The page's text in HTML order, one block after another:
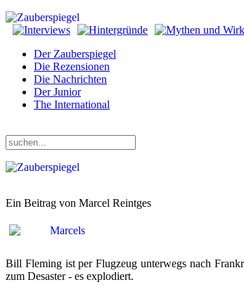
Der Zauberspiegel
Die Rezensionen
Die Nachrichten
Der Junior
The International
Ein Beitrag von Marcel Reintges
Bill Fleming ist per Flugzeug unterwegs nach
zum Desaster - es explodiert.